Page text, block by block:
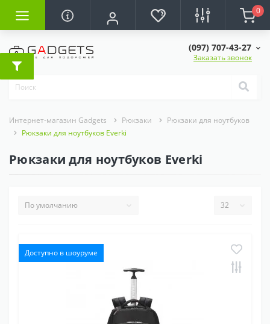
0
(097) 707-43-27
Заказать звонок
Интернет-магазин Gadgets Рюкзаки
Рюкзаки для ноутбуков
Рюкзаки для ноутбуков Everki
Рюкзаки для ноутбуков Everki
Доступно в шоуруме